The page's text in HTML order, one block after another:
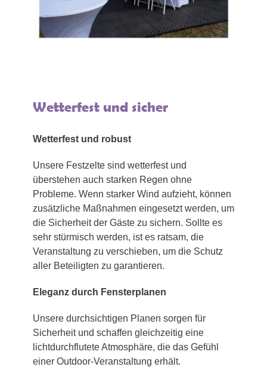
Wetterfest und sicher
Wetterfest und robust
Unsere Festzelte sind wetterfest und
überstehen auch starken Regen ohne
Probleme. Wenn starker Wind aufzieht, können
zusätzliche Maßnahmen eingesetzt werden, um
die Sicherheit der Gäste zu sichern. Sollte es
sehr stürmisch werden, ist es ratsam, die
Veranstaltung zu verschieben, um die Schutz
aller Beteiligten zu garantieren.
Eleganz durch Fensterplanen
Unsere durchsichtigen Planen sorgen für
Sicherheit und schaffen gleichzeitig eine
lichtdurchflutete Atmosphäre, die das Gefühl
einer Outdoor-Veranstaltung erhält.